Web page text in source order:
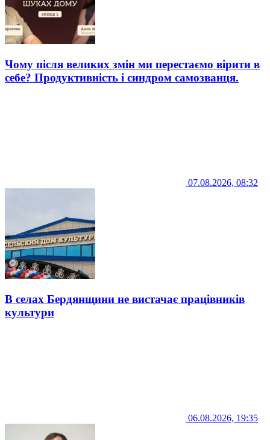
Чому після великих змін ми перестаємо вірити в
себе? Продуктивність і синдром самозванця.
07.08.2026, 08:32
В селах Бердянщини не вистачає працівників
культури
06.08.2026, 19:35